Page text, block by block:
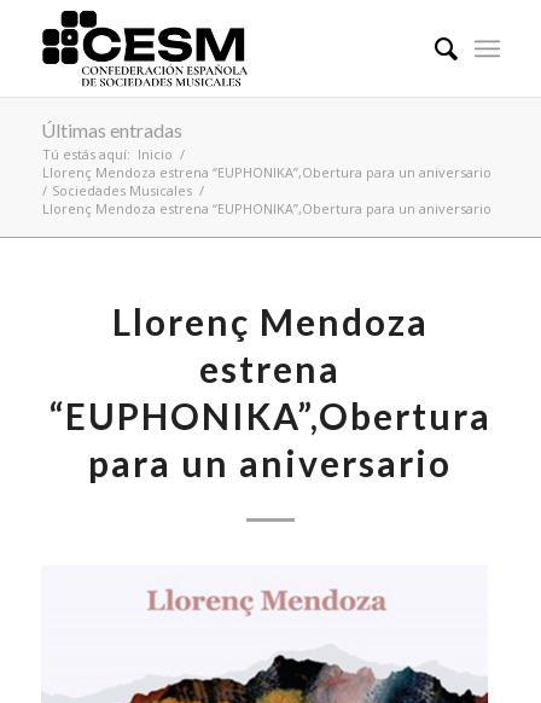
Últimas entradas
Tú estás aquí: Inicio /
Llorenç Mendoza estrena “EUPHONIKA”,Obertura para un aniversario
/ Sociedades Musicales /
Llorenç Mendoza estrena “EUPHONIKA”,Obertura para un aniversario
Llorenç Mendoza
estrena
“EUPHONIKA”,Obertura
para un aniversario